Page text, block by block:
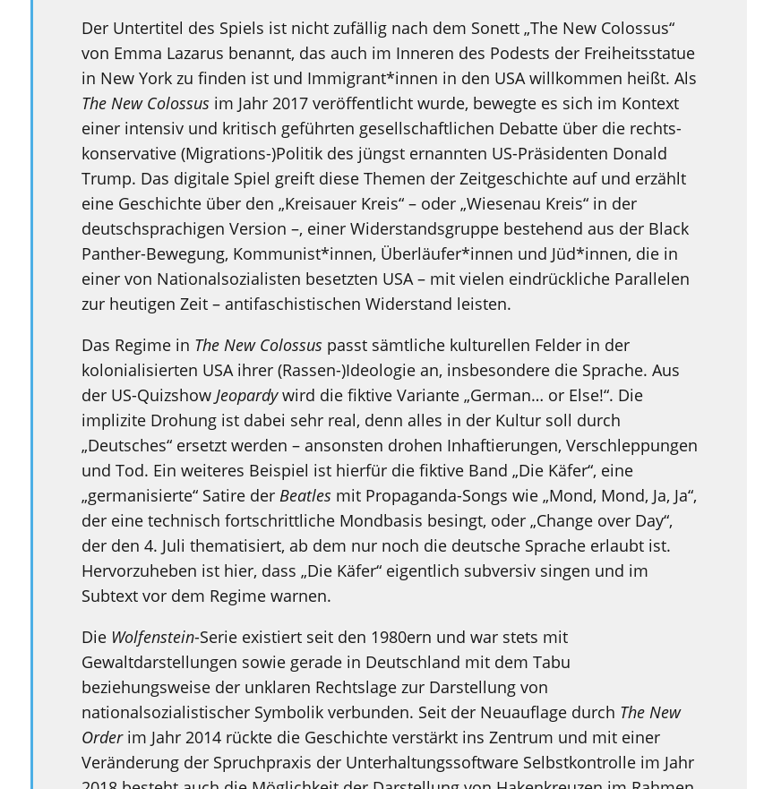
Der Untertitel des Spiels ist nicht zufällig nach dem Sonett „The New Colossus“
von Emma Lazarus benannt, das auch im Inneren des Podests der Freiheitsstatue
in New York zu finden ist und Immigrant*innen in den USA willkommen heißt. Als
The New Colossusim Jahr 2017 veröffentlicht wurde, bewegte es sich im Kontext
einer intensiv und kritisch geführten gesellschaftlichen Debatte über die rechts-
konservative (Migrations-)Politik des jüngst ernannten US-Präsidenten Donald
Trump. Das digitale Spiel greift diese Themen der Zeitgeschichte auf und erzählt
eine Geschichte über den „Kreisauer Kreis“ –oder „Wiesenau Kreis“ in der
deutschsprachigen Version –, einer Widerstandsgruppe bestehend aus der Black
Panther-Bewegung, Kommunist*innen, Überläufer*innen und Jüd*innen, die in
einer von Nationalsozialisten besetzten USA – mit vielen eindrückliche Parallelen
zur heutigen Zeit – antifaschistischen Widerstand leisten.
Das Regime in The New Colossuspasst sämtliche kulturellen Felder in der
kolonialisierten USA ihrer (Rassen-)Ideologie an, insbesondere die Sprache. Aus
der US-Quizshow Jeopardywird die fiktive Variante „German… or Else!“. Die
implizite Drohung ist dabei sehr real, denn alles in der Kultur soll durch
„Deutsches“ ersetzt werden – ansonsten drohen Inhaftierungen, Verschleppungen
und Tod. Ein weiteres Beispiel ist hierfür die fiktive Band „Die Käfer“, eine
„germanisierte“ Satire der Beatlesmit Propaganda-Songs wie „Mond, Mond, Ja, Ja“,
der eine technisch fortschrittliche Mondbasis besingt, oder „Change over Day“,
der den 4. Juli thematisiert, ab dem nur noch die deutsche Sprache erlaubt ist.
Hervorzuheben ist hier, dass „Die Käfer“ eigentlich subversiv singen und im
Subtext vor dem Regime warnen.
Die Wolfenstein-Serie existiert seit den 1980ern und war stets mit
Gewaltdarstellungen sowie gerade in Deutschland mit dem Tabu
beziehungsweise der unklaren Rechtslage zur Darstellung von
nationalsozialistischer Symbolik verbunden. Seit der Neuauflage durch The New
Orderim Jahr 2014 rückte die Geschichte verstärkt ins Zentrum und mit einer
Veränderung der Spruchpraxis der Unterhaltungssoftware Selbstkontrolle im Jahr